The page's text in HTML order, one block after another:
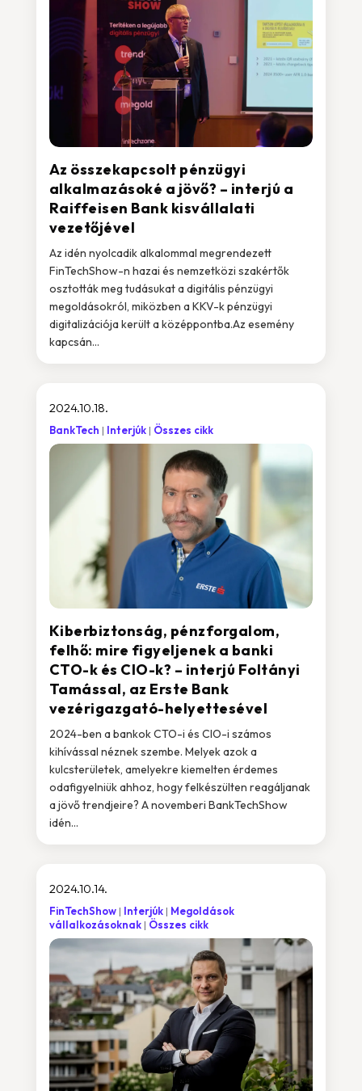
Az összekapcsolt pénzügyi
alkalmazásoké a jövő? – interjú a
Raiffeisen Bank kisvállalati
vezetőjével
Az idén nyolcadik alkalommal megrendezett
FinTechShow-n hazai és nemzetközi szakértők
osztották meg tudásukat a digitális pénzügyi
megoldásokról, miközben a KKV-k pénzügyi
digitalizációja került a középpontba.Az esemény
kapcsán...
Kiberbiztonság, pénzforgalom,
felhő: mire figyeljenek a banki
CTO-k és CIO-k? – interjú Foltányi
Tamással, az Erste Bank
vezérigazgató-helyettesével
2024.10.18.
BankTech Interjúk Összes cikk
2024-ben a bankok CTO-i és CIO-i számos
kihívással néznek szembe. Melyek azok a
kulcsterületek, amelyekre kiemelten érdemes
odafigyelniük ahhoz, hogy felkészülten reagáljanak
a jövő trendjeire? A novemberi BankTechShow
idén...
2024.10.14.
FinTechShow Interjúk
Megoldások
vállalkozásoknak
Összes cikk